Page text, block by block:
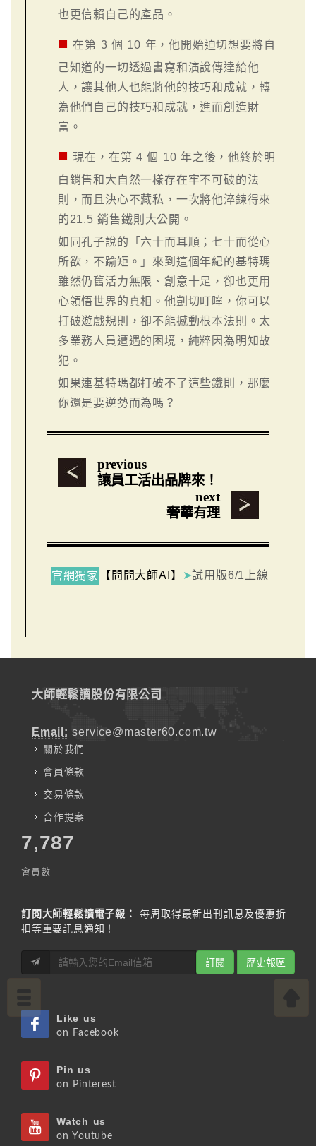
也更信賴自己的產品。
■ 在第 3 個 10 年，他開始迫切想要將自
己知道的一切透過書寫和演說傳達給他
人，讓其他人也能將他的技巧和成就，轉
為他們自己的技巧和成就，進而創造財
富。
■ 現在，在第 4 個 10 年之後，他終於明
白銷售和大自然一樣存在牢不可破的法
則，而且決心不藏私，一次將他淬鍊得來
的21.5 銷售鐵則大公開。
如同孔子說的「六十而耳順；七十而從心
所欲，不踰矩。」來到這個年紀的基特瑪
雖然仍舊活力無限、創意十足，卻也更用
心領悟世界的真相。他剴切叮嚀，你可以
打破遊戲規則，卻不能撼動根本法則。太
多業務人員遭遇的困境，純粹因為明知故
犯。
如果連基特瑪都打破不了這些鐵則，那麼
你還是要逆勢而為嗎？
previous
讓員工活出品牌來！
next
奢華有理
官網獨家 【問問大師AI】 ➤試用版6/1上線
大師輕鬆讀股份有限公司
Email: service@master60.com.tw
關於我們
會員條款
交易條款
合作提案
7,787
會員數
訂閱大師輕鬆讀電子報：
每周取得最新出刊訊息及優惠折
扣等重要訊息通知！
訂閱 歷史報區
Like us
on Facebook
Pin us
on Pinterest
Watch us
on Youtube